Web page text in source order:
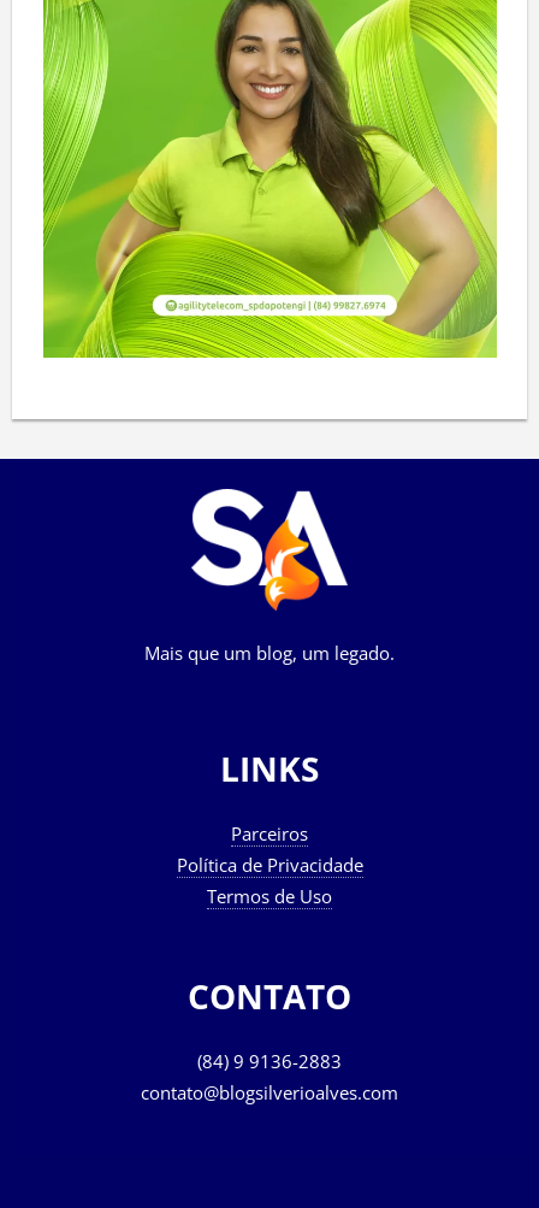
Mais que um blog, um legado.
LINKS
Parceiros
Política de Privacidade
Termos de Uso
CONTATO
(84) 9 9136-2883
contato@blogsilverioalves.com